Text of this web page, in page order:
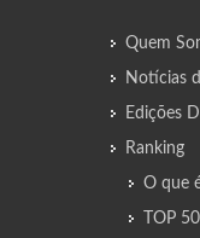
Quem
Notícias
Edições
Ranking
O que
TOP